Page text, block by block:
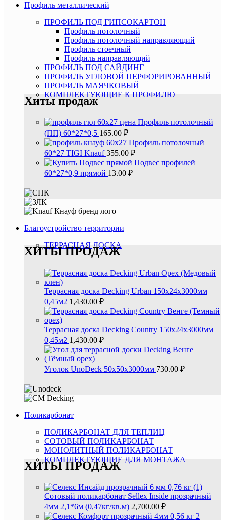
Профиль металлический
ПРОФИЛЬ ПОД ГИПСОКАРТОН
Профиль потолочный
Профиль потолочный направляющий
Профиль стоечный
Профиль направляющий
ПРОФИЛЬ ПОД САЙДИНГ
ПРОФИЛЬ УГЛОВОЙ ПЕРФОРИРОВАННЫЙ
ПРОФИЛЬ МАЯЧКОВЫЙ
КОМПЛЕКТУЮЩИЕ К ПРОФИЛЮ
Хиты продаж
Профиль потолочный
(ПП) 60*27*0,5 165.00 ₽
Профиль потолочный
60*27 TIGI Knauf355.00 ₽
Подвес профилей
60*27*0,9 прямой 13.00 ₽
Благоустройство территории
ТЕРРАСНАЯ ДОСКА
ХИТЫ ПРОДАЖ
Террасная доска Decking Urban 150х24х3000мм
0,45м2 1,430.00 ₽
Террасная доска Decking Country 150х24х3000мм
0,45м2 1,430.00 ₽
Уголок UnoDeck 50х50х3000мм 730.00 ₽
Поликарбонат
ПОЛИКАРБОНАТ ДЛЯ ТЕПЛИЦ
СОТОВЫЙ ПОЛИКАРБОНАТ
МОНОЛИТНЫЙ ПОЛИКАРБОНАТ
КОМПЛЕКТУЮЩИЕ ДЛЯ МОНТАЖА
ХИТЫ ПРОДАЖ
Сотовый поликарбонат Sellex Inside прозрачный
4мм 2,1*6м (0,47кг/кв.м) 2,700.00 ₽